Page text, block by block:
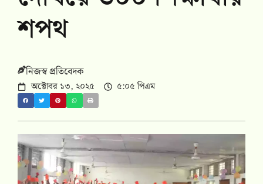
শপথ
নিজস্ব প্রতিবেদক
অক্টোবর ১৩, ২০২৫ ৫:০৫ পিএম